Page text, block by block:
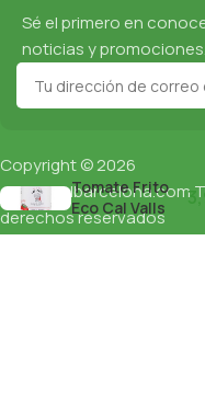
Sé el primero en
noticias y promociones.
Copyright © 2026
esnaturalbarcelona.com
derechos reservados
Salsa de
Tomate Frito
Eco Cal Valls
700G